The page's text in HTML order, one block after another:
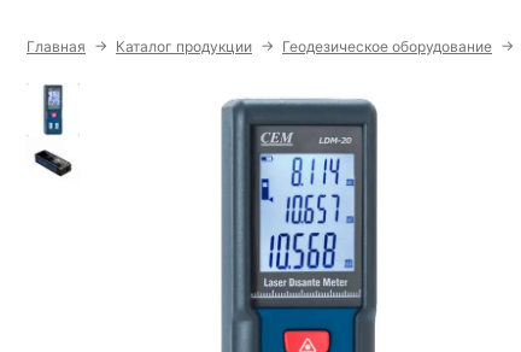
Главная → Каталог продукции → Геодезическое оборудование →